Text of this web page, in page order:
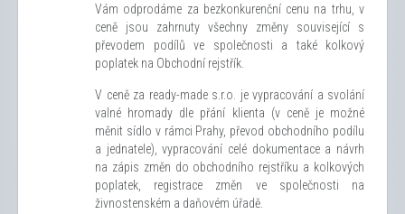
Vám odprodáme za bezkonkurenční cenu na trhu, v
ceně jsou zahrnuty všechny změny související s
převodem podílů ve společnosti a také kolkový
poplatek na Obchodní rejstřík.
V ceně za ready-made ​​s.r.o. je vypracování a svolání
valné hromady dle přání klienta (v ceně je možné
měnit sídlo v rámci Prahy, převod obchodního podílu
a jednatele), vypracování celé dokumentace a návrh
na zápis změn do obchodního rejstříku a kolkových
poplatek, registrace změn ve společnosti na
živnostenském a daňovém úřadě.